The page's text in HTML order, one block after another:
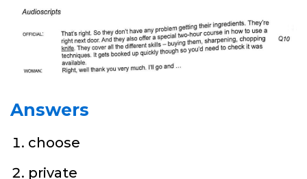
Answers
choose
private